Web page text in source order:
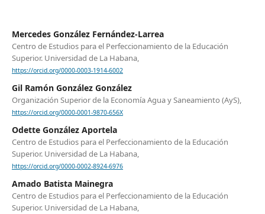
Mercedes González Fernández-Larrea
Centro de Estudios para el Perfeccionamiento de la Educación
Superior. Universidad de La Habana,
https://orcid.org/0000-0003-1914-6002
Gil Ramón González González
Organización Superior de la Economía Agua y Saneamiento (AyS),
https://orcid.org/0000-0001-9870-656X
Odette González Aportela
Centro de Estudios para el Perfeccionamiento de la Educación
Superior. Universidad de La Habana,
https://orcid.org/0000-0002-8924-6976
Amado Batista Mainegra
Centro de Estudios para el Perfeccionamiento de la Educación
Superior. Universidad de La Habana,